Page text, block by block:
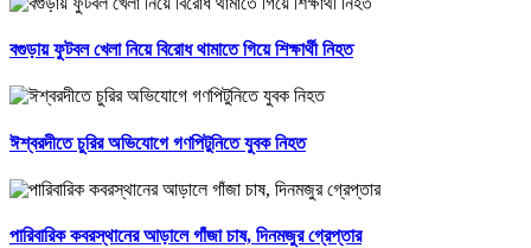
বগুড়ায় ফুটবল খেলা নিয়ে বিরোধ থামাতে গিয়ে শিক্ষার্থী নিহত
ঈশ্বরদীতে চুরির অভিযোগে গণপিটুনিতে যুবক নিহত
পারিবারিক কবরস্থানের আড়ালে গাঁজা চাষ, দিনমজুর গ্রেপ্তার